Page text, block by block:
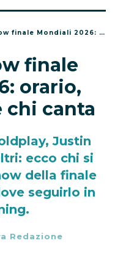
2026: orario, dove vederlo e chi canta
finale
orario,
chi canta
Justin
ecco chi si
della finale
seguirlo in
Redazione